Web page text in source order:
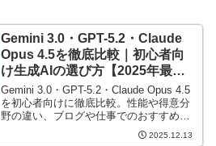
Gemini 3.0・GPT-5.2・Claude
Opus 4.5を徹底比較｜初心者向
け生成AIの選び方【2025年最新
版】
Gemini 3.0・GPT-5.2・Claude Opus 4.5
を初心者向けに徹底比較。性能や得意分
野の違い、ブログや仕事でのおすすめAI
を分かりやすく解説します。【2025年最
2025.12.13